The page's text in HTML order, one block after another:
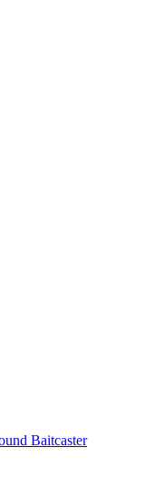
Baitcaster